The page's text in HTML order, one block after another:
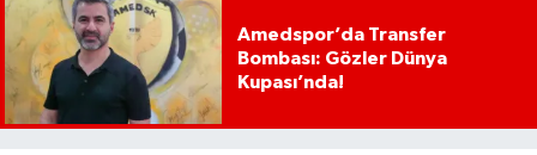
Amedspor’da Transfer
Bombası: Gözler Dünya
Kupası’nda!